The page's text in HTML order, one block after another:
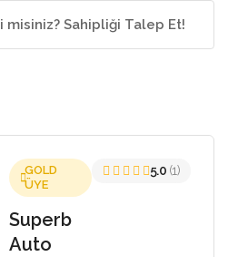
misiniz? Sahipliği Talep Et!
GOLD
ÜYE
Superb
Auto
5.0 (1)